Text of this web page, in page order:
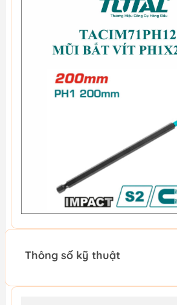
Thông số kỹ thuật